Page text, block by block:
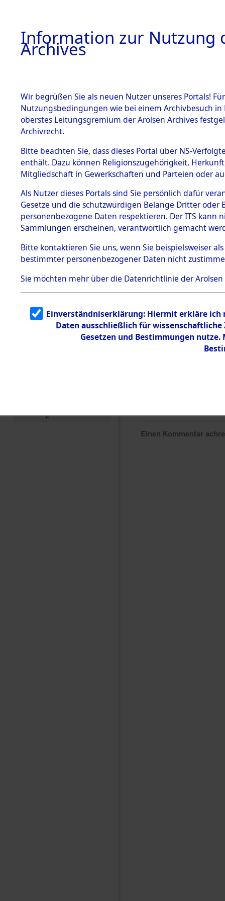
BESTÄNDE
1.
mente
5. Verschiedenes
5.3
Todesmärsche
5.3.1 Alliierte
Erhebungen
zu
Todesmärsch
en
5.3.2
g
5.3.3
Todesmärsch
e
Einen Kommentar
Information zur Nutzung
Archives
Wir begrüßen Sie als neuen Nutzer unseres Portals!
Nutzungsbedingungen wie bei einem Archivbesuch
oberstes Leitungsgremium der Arolsen Archives
Archivrecht.
Bitte beachten Sie, dass dieses Portal über NS-
enthält. Dazu können Religionszugehörigkeit,
Mitgliedschaft in Gewerkschaften und Parteien oder
Als Nutzer dieses Portals sind Sie persönlich dafür
Gesetze und die schutzwürdigen Belange Dritter
personenbezogene Daten respektieren. Der ITS
Sammlungen erscheinen, verantwortlich gemacht
Bitte kontaktieren Sie uns, wenn Sie beispielsweiser
bestimmter personenbezogener Daten nicht
Sie möchten mehr über die Datenrichtlinie der Arolsen
Einverständniserklärung: Hiermit erkläre ich
Daten ausschließlich für
Gesetzen und Bestimmungen